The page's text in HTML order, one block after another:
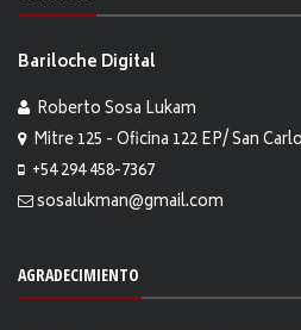
Bariloche Digital
Roberto Sosa Lukam
Mitre 125 - Oficina 122 EP/ San
+54 294 458-7367
sosalukman@gmail.com
AGRADECIMIENTO